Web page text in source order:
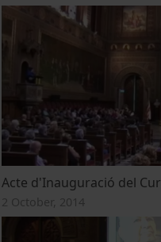
Acte d'Inauguració del
2 October, 2014